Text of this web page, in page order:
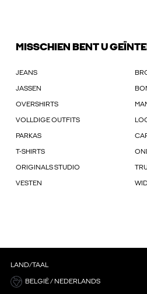
MISSCHIEN BENT U
JEANS
JASSEN
OVERSHIRTS
VOLLDIGE OUTFITS
PARKAS
T-SHIRTS
ORIGINALS STUDIO
VESTEN
LAND/TAAL
BELGIË / NEDERLANDS